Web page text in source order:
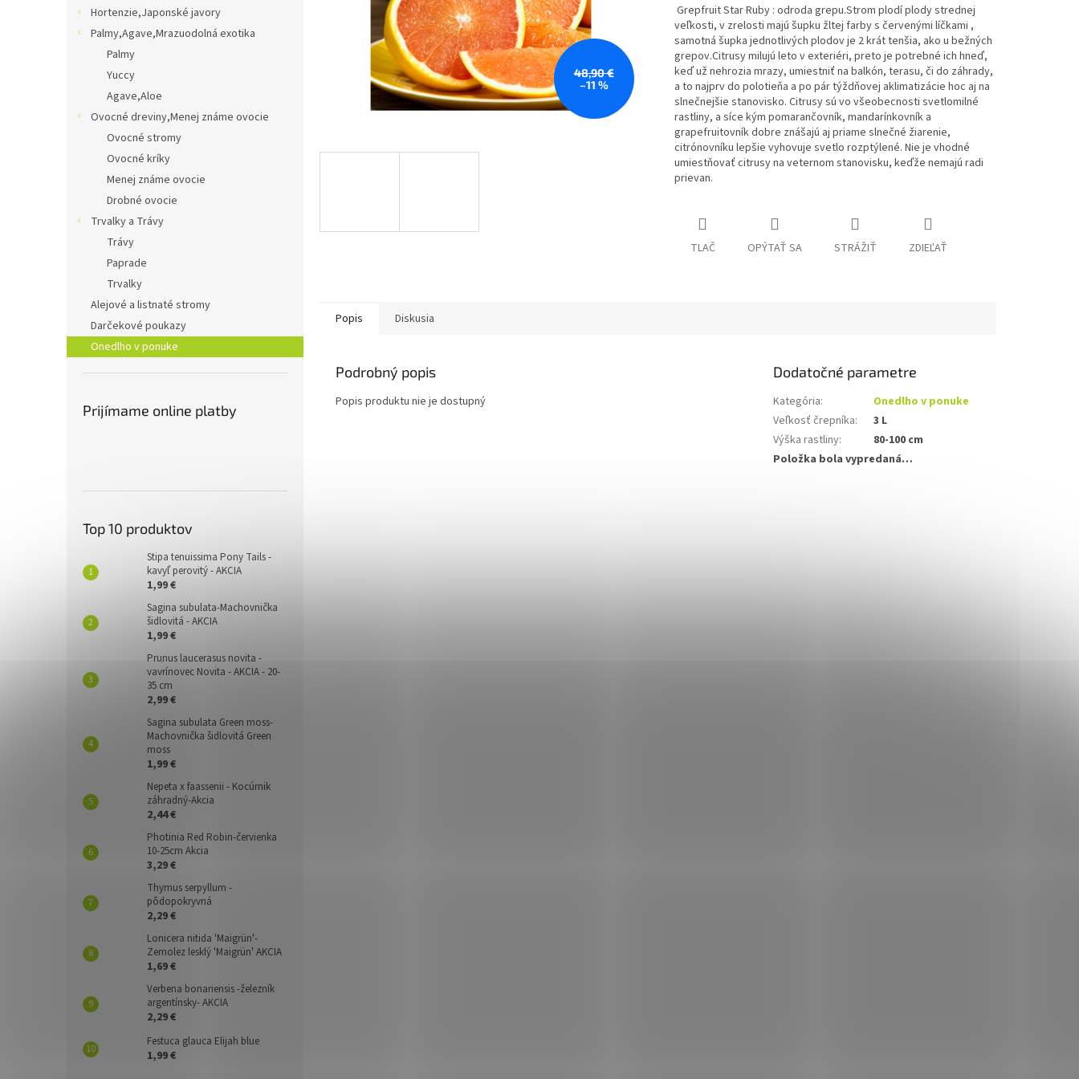
Hortenzie,Japonské javory
Palmy,Agave,Mrazuodolná exotika
Palmy
Yuccy
Agave,Aloe
Ovocné dreviny,Menej známe ovocie
Ovocné stromy
Ovocné kríky
Menej známe ovocie
Drobné ovocie
Trvalky a Trávy
Trávy
Paprade
Trvalky
Alejové a listnaté stromy
Darčekové poukazy
Onedlho v ponuke
Prijímame online platby
Top 10 produktov
Stipa tenuissima Pony Tails -
kavyľ perovitý - AKCIA
1,99 €
Sagina subulata-Machovnička
šidlovitá - AKCIA
1,99 €
Prunus laucerasus novita -
vavrínovec Novita - AKCIA - 20-
35 cm
2,99 €
Sagina subulata Green moss-
Machovnička šidlovitá Green
moss
1,99 €
Nepeta x faassenii - Kocúrnik
záhradný-Akcia
2,44 €
Photinia Red Robin-červienka
10-25cm Akcia
3,29 €
Thymus serpyllum -
pôdopokryvná
2,29 €
Lonicera nitida 'Maigrün'-
Zemolez lesklý 'Maigrün' AKCIA
1,69 €
Verbena bonariensis -železník
argentínsky- AKCIA
2,29 €
Festuca glauca Elijah blue
1,99 €
48,90 €
–11 %
Grepfruit Star Ruby : odroda grepu.Strom plodí plody strednej
veľkosti, v zrelosti majú šupku žltej farby s červenými líčkami ,
samotná šupka jednotlivých plodov je 2 krát tenšia, ako u bežných
grepov.Citrusy milujú leto v exteriéri, preto je potrebné ich hneď,
keď už nehrozia mrazy, umiestniť na balkón, terasu, či do záhrady,
a to najprv do polotieňa a po pár týždňovej aklimatizácie hoc aj na
slnečnejšie stanovisko. Citrusy sú vo všeobecnosti svetlomilné
rastliny, a síce kým pomarančovník, mandarínkovník a
grapefruitovník dobre znášajú aj priame slnečné žiarenie,
citrónovníku lepšie vyhovuje svetlo rozptýlené. Nie je vhodné
umiestňovať citrusy na veternom stanovisku, keďže nemajú radi
prievan.
TLAČ OPÝTAŤ SA STRÁŽIŤ ZDIEĽAŤ
Popis Diskusia
Podrobný popis
Popis produktu nie je dostupný
Dodatočné parametre
Kategória:
Onedlho v ponuke
Veľkosť črepníka:
3 L
Výška rastliny:
80-100 cm
Položka bola vypredaná…